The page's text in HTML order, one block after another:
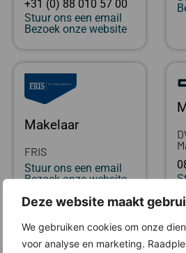
Deze website maakt
We gebruiken cookies om onze
voor analyse en marketing.
+31 (0) 88 010 57 00
Stuur ons een email
Bezoek onze website
Makelaar
FRIS
Stuur ons een email
Bezoek onze website
Locatie